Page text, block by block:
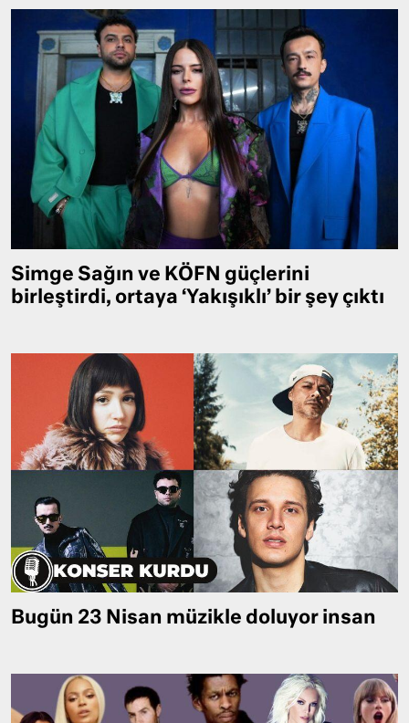
Simge Sağın ve KÖFN güçlerini
birleştirdi, ortaya ‘Yakışıklı’ bir şey çıktı
Bugün 23 Nisan müzikle doluyor insan